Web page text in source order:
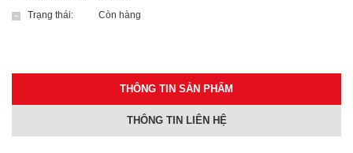
Trạng thái:
Còn hàng
THÔNG TIN SẢN PHẨM
THÔNG TIN LIÊN HỆ